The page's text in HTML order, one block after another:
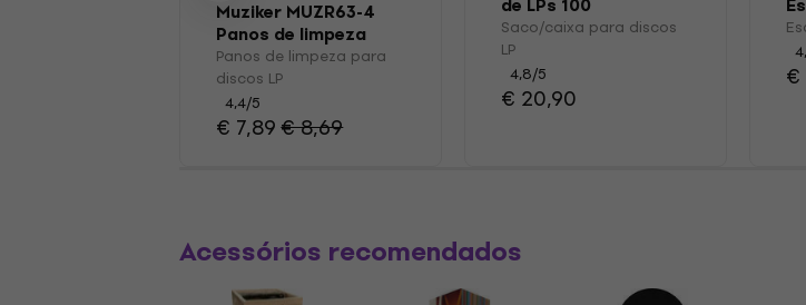
Muziker MUZR63-4
Panos de limpeza
para discos LP
Panos de limpeza para
discos LP
4,4/5
€ 7,89€ 8,69
de LPs 100
Saco/caixa para discos
LP
4,8/5
€ 20,90
€
Acessórios recomendados